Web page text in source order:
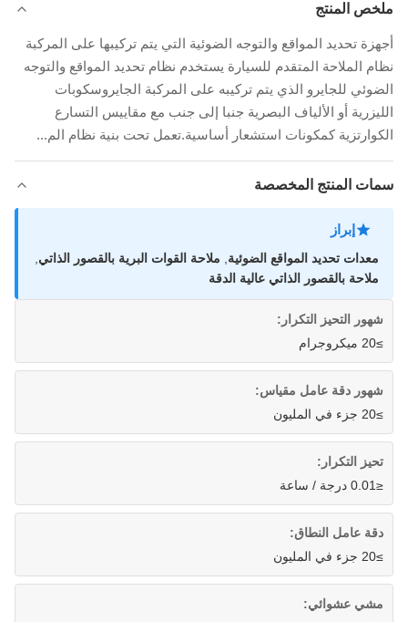
ملخص المنتج
أجهزة تحديد المواقع والتوجه الضوئية التي يتم تركيبها على المركبة
نظام الملاحة المتقدم للسيارة يستخدم نظام تحديد المواقع والتوجه
الضوئي للجايرو الذي يتم تركيبه على المركبة الجايروسكوبات
الليزرية أو الألياف البصرية جنبا إلى جنب مع مقاييس التسارع
الكوارتزية كمكونات استشعار أساسية.تعمل تحت بنية نظام الم...
سمات المنتج المخصصة
إبراز
معدات تحديد المواقع الضوئية ملاحة القوات البرية بالقصور الذاتي
ملاحة بالقصور الذاتي عالية الدقة
شهور التحيز التكرار:
≥20 ميكروجرام
شهور دقة عامل مقياس:
≥20 جزء في المليون
تحيز التكرار:
≤0.01 درجة / ساعة
دقة عامل النطاق:
≥20 جزء في المليون
مشي عشوائي: